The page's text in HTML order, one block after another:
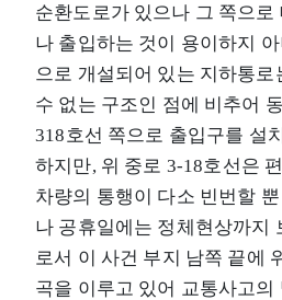
순환도로가 있으나 그 쪽으로
나 출입하는 것이 용이하지
으로 개설되어 있는 지하통
수 없는 구조인 점에 비추어
3­18호선 쪽으로 출입구를 설
하지만, 위 중로 3-18호선은
차량의 통행이 다소 빈번할
나 공휴일에는 정체현상까지
로서 이 사건 부지 남쪽 끝에
곡을 이루고 있어 교통사고의